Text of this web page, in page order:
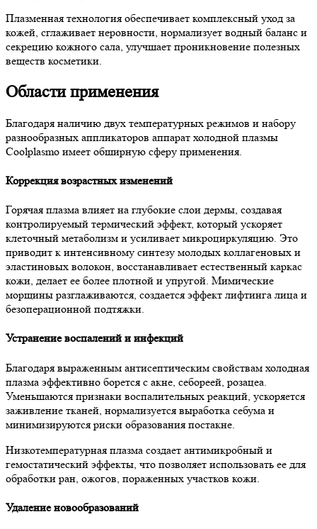
Плазменная технология обеспечивает комплексный уход за
кожей, сглаживает неровности, нормализует водный баланс и
секрецию кожного сала, улучшает проникновение полезных
веществ косметики.
Области применения
Благодаря наличию двух температурных режимов и набору
разнообразных аппликаторов аппарат холодной плазмы
Coolplasmo имеет обширную сферу применения.
Коррекция возрастных изменений
Горячая плазма влияет на глубокие слои дермы, создавая
контролируемый термический эффект, который ускоряет
клеточный метаболизм и усиливает микроциркуляцию. Это
приводит к интенсивному синтезу молодых коллагеновых и
эластиновых волокон, восстанавливает естественный каркас
кожи, делает ее более плотной и упругой. Мимические
морщины разглаживаются, создается эффект лифтинга лица и
безоперационной подтяжки.
Устранение воспалений и инфекций
Благодаря выраженным антисептическим свойствам холодная
плазма эффективно борется с акне, себореей, розацеа.
Уменьшаются признаки воспалительных реакций, ускоряется
заживление тканей, нормализуется выработка себума и
минимизируются риски образования постакне.
Низкотемпературная плазма создает антимикробный и
гемостатический эффекты, что позволяет использовать ее для
обработки ран, ожогов, пораженных участков кожи.
Удаление новообразований